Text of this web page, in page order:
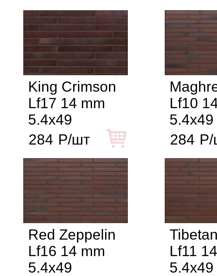
King Crimson
Lf17 14 mm
5.4x49
284 Р/шт
Lf10
5.4x49
284 Р/
Red Zeppelin
Lf16 14 mm
5.4x49
Lf11
5.4x49